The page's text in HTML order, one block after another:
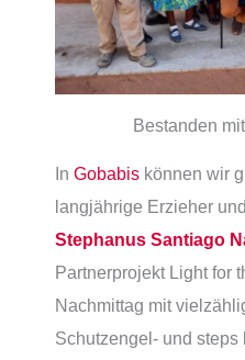
Bestanden
In Gobabis können wir
langjährige Erzieher
Stephanus Santiago
Partnerprojekt Light for
Nachmittag mit
Schutzengel- und steps